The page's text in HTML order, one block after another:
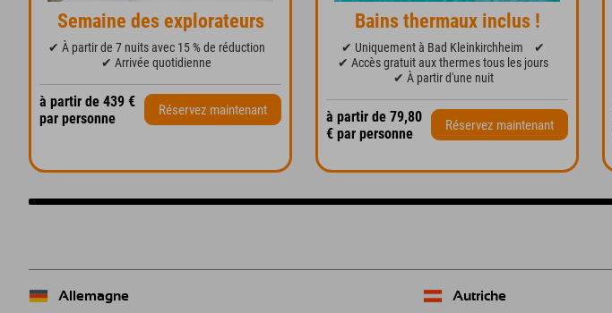
Semaine des explorateurs
✔ À partir de 7 nuits avec 15 % de réduction
✔ Arrivée quotidienne
à partir de 439 €
par personne
Réservez maintenant
Bains thermaux inclus !
✔ Uniquement à Bad Kleinkirchheim
✔
✔ Accès gratuit aux thermes tous les jours
✔ À partir d'une nuit
à partir de 79,80
€ par personne
Réservez maintenant
Allemagne Autriche